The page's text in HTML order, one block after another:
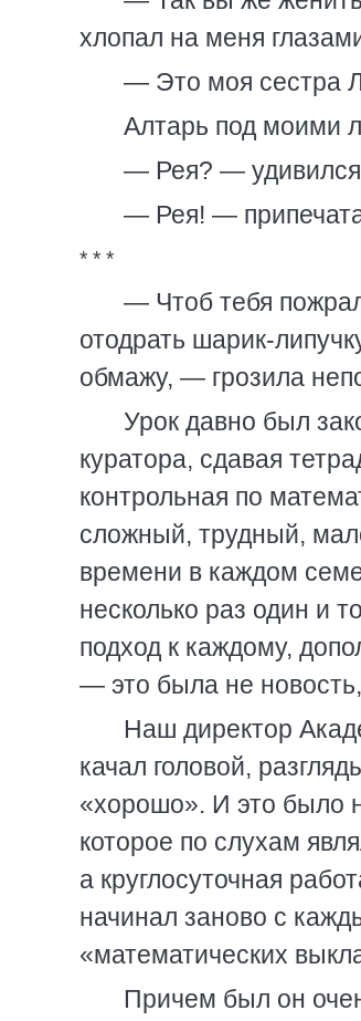
хлопал на меня
— Это моя сестра
Алтарь под моими
— Рея? — удивился
— Рея! —
* * *
— Чтоб тебя
отодрать шарик-
обмажу, — грозила
Урок давно был
куратора, сдавая
контрольная по
сложный, трудный,
времени в каждом
несколько раз один и
подход к каждому,
— это была не
Наш директор
качал головой,
«хорошо». И это было
которое по слухам
а круглосуточная
начинал заново с
«математических
Причем был он